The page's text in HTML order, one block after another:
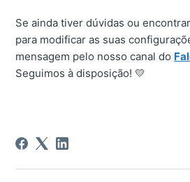
Se ainda tiver dúvidas ou
para modificar as suas
mensagem pelo nosso canal do
Seguimos à disposição! 💛